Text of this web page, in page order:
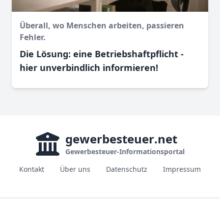
Überall, wo Menschen arbeiten, passieren
Fehler.
Die Lösung: eine Betriebshaftpflicht -
hier unverbindlich informieren!
gewerbesteuer.net
Gewerbesteuer-Informationsportal
Kontakt
Über uns Datenschutz Impressum